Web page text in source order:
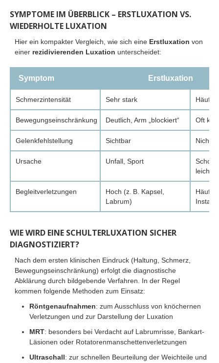
SYMPTOME IM ÜBERBLICK – ERSTLUXATION VS.
WIEDERHOLTE LUXATION
Hier ein kompakter Vergleich, wie sich eine Erstluxation von
einer rezidivierenden Luxation unterscheidet:
Symptom Erstluxation
Schmerzintensität Sehr stark Häufig
Bewegungseinschränkung Deutlich, Arm „blockiert“ Oft
Gelenkfehlstellung Sichtbar Nicht
Ursache Unfall, Sport
Schon
Begleitverletzungen
Hoch (z. B. Kapsel,
Labrum)
Häufig
WIE WIRD EINE SCHULTERLUXATION SICHER
DIAGNOSTIZIERT?
Nach dem ersten klinischen Eindruck (Haltung, Schmerz,
Bewegungseinschränkung) erfolgt die diagnostische
Abklärung durch bildgebende Verfahren. In der Regel
kommen folgende Methoden zum Einsatz:
Röntgenaufnahmen: zum Ausschluss von knöchernen
Verletzungen und zur Darstellung der Luxation
MRT: besonders bei Verdacht auf Labrumrisse, Bankart-
Läsionen oder Rotatorenmanschettenverletzungen
Ultraschall: zur schnellen Beurteilung der Weichteile und